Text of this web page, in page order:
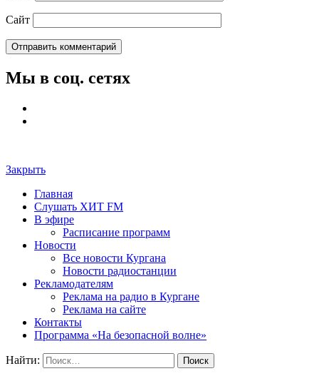
Сайт
Мы в соц. сетях
Закрыть
Главная
Слушать ХИТ FM
В эфире
Расписание программ
Новости
Все новости Кургана
Новости радиостанции
Рекламодателям
Реклама на радио в Кургане
Реклама на сайте
Контакты
Программа «На безопасной волне»
Найти: